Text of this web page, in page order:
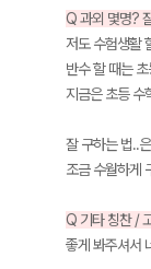
Q 과외 몇명?
저도 수험생활
반수 할 때는
지금은 초등 수
잘 구하는 법..
조금 수월하게
Q 기타 칭찬 /
좋게 봐주셔서